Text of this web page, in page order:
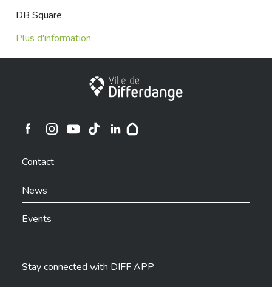
DB Square
Plus d'information
City of Differdange
Ville de Differdange sur Instagram
Contact
News
Events
Stay connected with DIFF APP